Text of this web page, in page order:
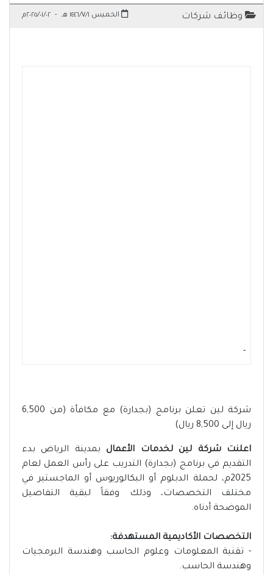
وظائف شركات الخميس ١٤٤٦/٧/١ هـ - ٢٠٢٥/٠١/٠٢م
-
شركة لين تعلن برنامج (بجدارة) مع مكافأة (من 6,500
ريال إلى 8,500 ريال)
اعلنت شركة لين لخدمات الأعمال بمدينة الرياض بدء
التقديم في برنامج (بجدارة) التدريب على رأس العمل لعام
2025م، لحملة الدبلوم أو البكالوريوس أو الماجستير في
مختلف التخصصات، وذلك وفقاً لبقية التفاصيل
الموضحة أدناه.
التخصصات الأكاديمية المستهدفة:
- تقنية المعلومات وعلوم الحاسب وهندسة البرمجيات
وهندسة الحاسب.